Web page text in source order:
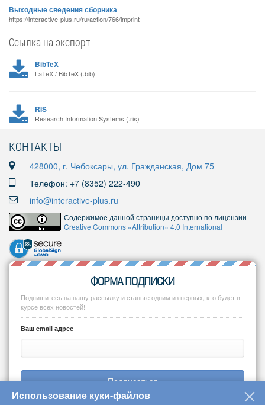
Выходные сведения сборника
https://interactive-plus.ru/ru/action/766/imprint
Ссылка на экспорт
BibTeX
LaTeX / BibTeX (.bib)
RIS
Research Information Systems (.ris)
КОНТАКТЫ
428000, г. Чебоксары, ул. Гражданская, Дом 75
Телефон: +7 (8352) 222-490
info@interactive-plus.ru
Содержимое данной страницы доступно по лицензии
Creative Commons «Attribution» 4.0 International
ФОРМА ПОДПИСКИ
Подпишитесь на нашу рассылку и станьте одним из первых, кто будет в
курсе всех новостей!
Ваш email адрес
Подписаться
Использование куки-файлов